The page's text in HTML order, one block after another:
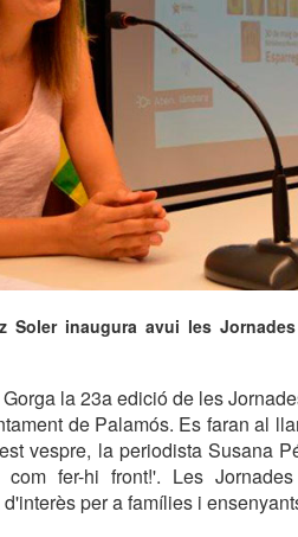
Soler inaugura avui les
la 23a edició de les
de Palamós. Es faran al
vespre, la periodista Susana
fer-hi front!'. Les
per a famílies i